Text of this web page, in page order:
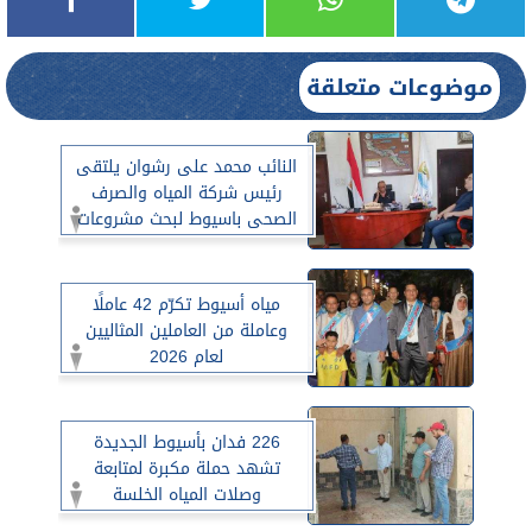
موضوعات متعلقة
النائب محمد على رشوان يلتقى
رئيس شركة المياه والصرف
الصحى باسيوط لبحث مشروعات
مركز صدفا
مياه أسيوط تكرّم 42 عاملًا
وعاملة من العاملين المثاليين
لعام 2026
226 فدان بأسيوط الجديدة
تشهد حملة مكبرة لمتابعة
وصلات المياه الخلسة